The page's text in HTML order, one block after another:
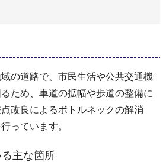
の道路で、市民生活や公共交通機
ため、車道の拡幅や歩道の整備に
改良によるボトルネックの解消
っています。
主な箇所